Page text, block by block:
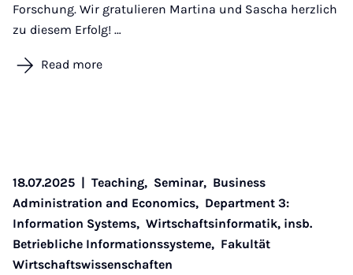
Forschung. Wir gratulieren Martina und Sascha herzlich
zu diesem Erfolg! …
Read more
18.07.2025 | Teaching, Seminar, Business
Administration and Economics, Department 3:
Information Systems, Wirtschaftsinformatik, insb.
Betriebliche Informationssysteme, Fakultät
Wirtschaftswissenschaften